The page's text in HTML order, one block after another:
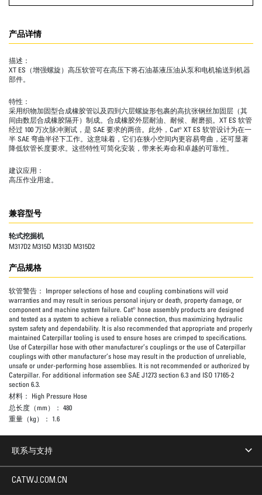
产品详情
描述：
XT ES（增强螺旋）高压软管可在高压下将石油基液压油从泵和电机输送到机器
部件。
特性：
采用织物加固型合成橡胶管以及四到六层螺旋形包裹的高抗张钢丝加固层（其
间由数层合成橡胶隔开）制成。合成橡胶外层耐油、耐候、耐磨损。XT ES 软管
经过 100 万次脉冲测试，是 SAE 要求的两倍。此外，Cat® XT ES 软管设计为在一
半 SAE 弯曲半径下工作。这意味着，它们在狭小空间内更容易弯曲，还可显著
降低软管长度要求。这些特性可简化安装，带来长寿命和卓越的可靠性。
建议应用：
高压作业用途。
兼容型号
轮式挖掘机
M317D2 M315D M313D M315D2
产品规格
软管警告： Improper selections of hose and coupling combinations will void
warranties and may result in serious personal injury or death, property damage, or
component and machine system failure. Cat® hose assembly products are designed
and tested as a system to achieve a reliable connection, thus maximizing hydraulic
system safety and dependability. It is also recommended that appropriate and properly
maintained Caterpillar tooling is used to ensure hoses are crimped to specifications.
Use of Caterpillar hose with other manufacturer’s couplings or the use of Caterpillar
couplings with other manufacturer’s hose may result in the production of unreliable,
unsafe or under-performing hose assemblies. It is not recommended or authorized by
Caterpillar. For additional information see SAE J1273 section 6.3 and ISO 17165-2
section 6.3.
材料： High Pressure Hose
总长度（mm）： 480
重量（kg）： 1.6
联系与支持
CATWJ.COM.CN